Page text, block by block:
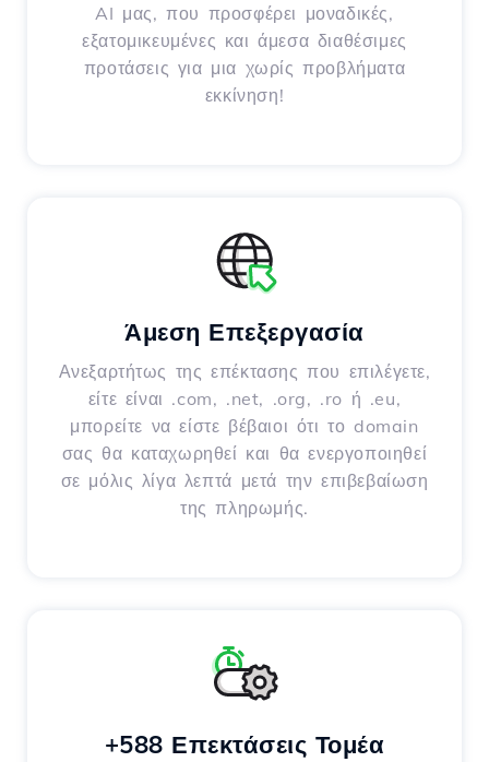
AI μας, που προσφέρει μοναδικές,
εξατομικευμένες και άμεσα διαθέσιμες
προτάσεις για μια χωρίς προβλήματα
εκκίνηση!
Άμεση Επεξεργασία
Ανεξαρτήτως της επέκτασης που επιλέγετε,
είτε είναι .com, .net, .org, .ro ή .eu,
μπορείτε να είστε βέβαιοι ότι το domain
σας θα καταχωρηθεί και θα ενεργοποιηθεί
σε μόλις λίγα λεπτά μετά την επιβεβαίωση
της πληρωμής.
+588 Επεκτάσεις Τομέα